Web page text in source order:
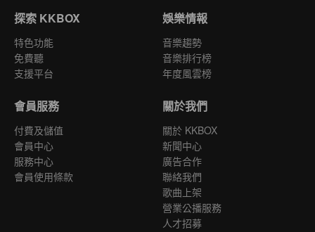
探索 KKBOX
特色功能
免費聽
支援平台
娛樂情報
音樂趨勢
音樂排行榜
年度風雲榜
會員服務
付費及儲值
會員中心
服務中心
會員使用條款
關於我們
關於 KKBOX
新聞中心
廣告合作
聯絡我們
歌曲上架
營業公播服務
人才招募